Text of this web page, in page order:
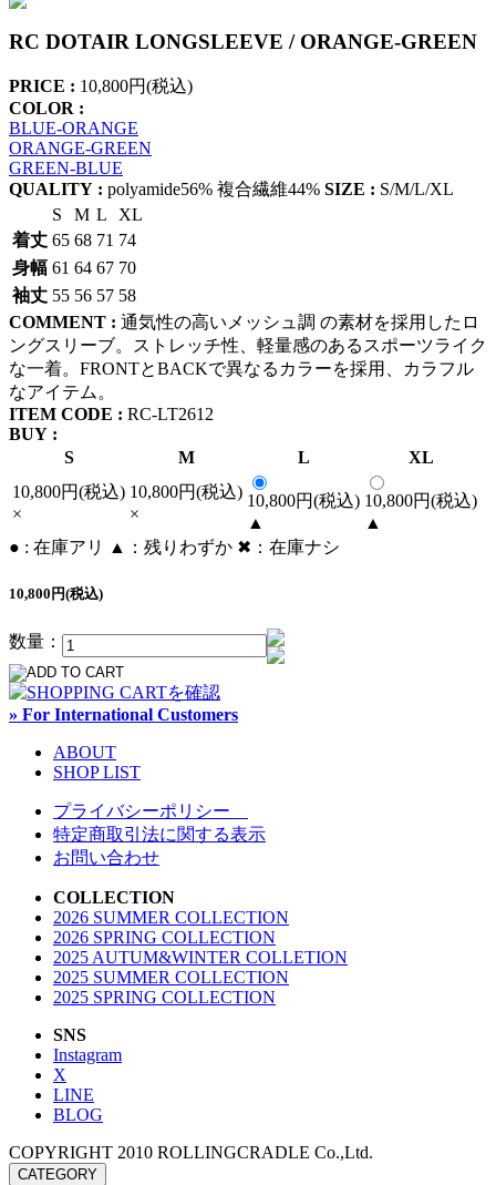
RC DOTAIR LONGSLEEVE / ORANGE-GREEN
PRICE : 10,800円(税込)
COLOR :
BLUE-ORANGE
ORANGE-GREEN
GREEN-BLUE
QUALITY : polyamide56% 複合繊維44% SIZE : S/M/L/XL
S
M L
XL
着丈 65 68 71 74
身幅 61 64 67 70
袖丈 55 56 57 58
COMMENT : 通気性の高いメッシュ調 の素材を採用したロ
ングスリーブ。ストレッチ性、軽量感のあるスポーツライク
な一着。FRONTとBACKで異なるカラーを採用、カラフル
なアイテム。
ITEM CODE : RC-LT2612
BUY :
S
M L
XL
10,800円(税込)
×
10,800円(税込)
×
10,800円(税込)
▲
10,800円(税込)
▲
● : 在庫アリ ▲：残りわずか ✖︎：在庫ナシ
10,800円(税込)
数量：
» For International Customers
ABOUT
SHOP LIST
プライバシーポリシー
特定商取引法に関する表示
お問い合わせ
COLLECTION
2026 SUMMER COLLECTION
2026 SPRING COLLECTION
2025 AUTUM&WINTER COLLETION
2025 SUMMER COLLECTION
2025 SPRING COLLECTION
SNS
Instagram
X
LINE
BLOG
COPYRIGHT 2010 ROLLINGCRADLE Co.,Ltd.
CATEGORY